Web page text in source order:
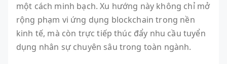
một cách minh bạch. Xu hướng này không chỉ mở
rộng phạm vi ứng dụng blockchain trong nền
kinh tế, mà còn trực tiếp thúc đẩy nhu cầu tuyển
dụng nhân sự chuyên sâu trong toàn ngành.